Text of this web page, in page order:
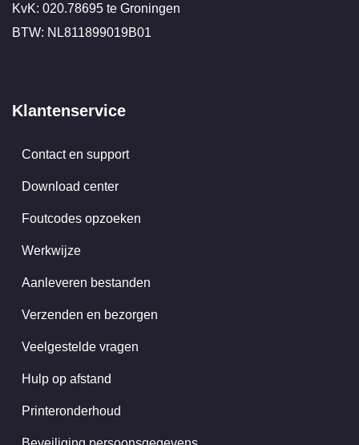
KvK: 020.78695 te Groningen
BTW: NL811899019B01
Klantenservice
Contact en support
Download center
Foutcodes opzoeken
Werkwijze
Aanleveren bestanden
Verzenden en bezorgen
Veelgestelde vragen
Hulp op afstand
Printeronderhoud